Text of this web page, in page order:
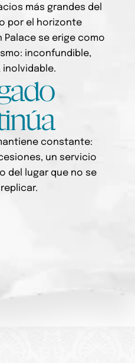
más grandes del
por el horizonte
Palace se erige como
inconfundible,
inolvidable.
constante:
un servicio
del lugar que no se